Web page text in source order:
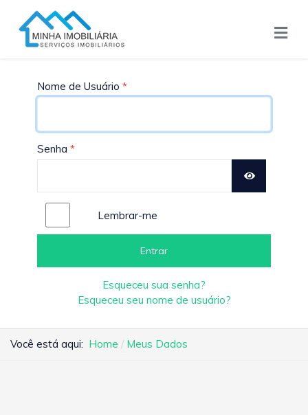
Nome de Usuário *
Senha *
Lembrar-me
Entrar
Esqueceu sua senha?
Esqueceu seu nome de usuário?
Você está aqui: Home Meus Dados